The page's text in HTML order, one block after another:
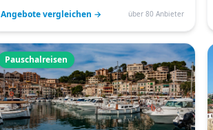
Angebote vergleichen → über 80 Anbieter
Pauschalreisen